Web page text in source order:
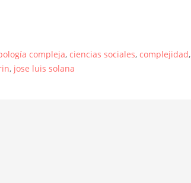
compleja,ciencias sociales,complejidad,
, jose luis solana